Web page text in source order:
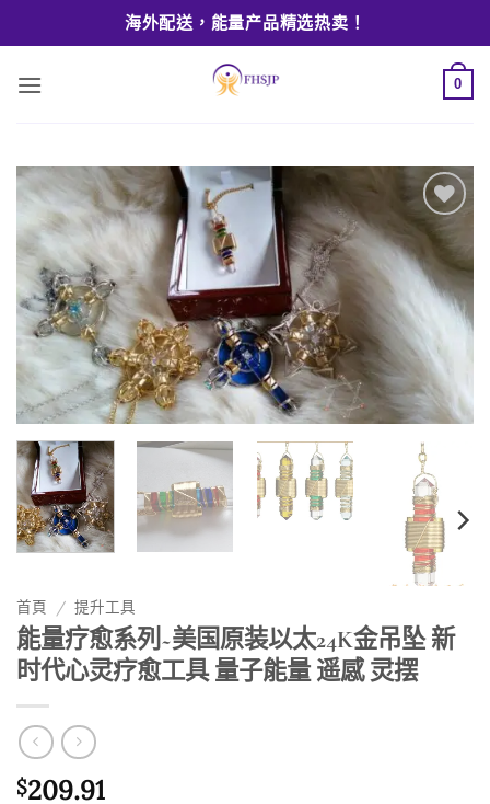
海外配送，能量产品精选热卖！
0
Add to
wishlist
首頁 / 提升工具
能量疗愈系列~美国原装以太24K金吊坠 新
时代心灵疗愈工具 量子能量 遥感 灵摆
$209.91